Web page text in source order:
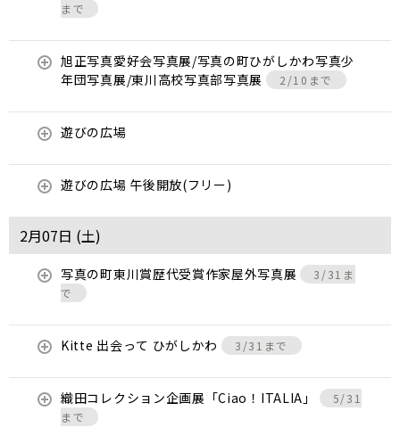
まで
旭正写真愛好会写真展/写真の町ひがしかわ写真少
年団写真展/東川高校写真部写真展
2/10まで
遊びの広場
遊びの広場 午後開放(フリー)
2月07日 (土)
写真の町東川賞歴代受賞作家屋外写真展
3/31ま
で
Kitte 出会って ひがしかわ 3/31まで
織田コレクション企画展「Ciao！ITALIA」
5/31
まで